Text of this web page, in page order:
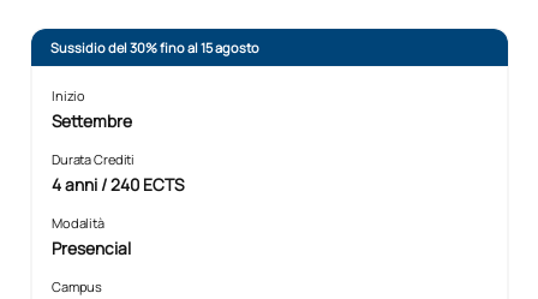
Sussidio del 30% fino al 15 agosto
Inizio
Settembre
Durata Crediti
4 anni / 240 ECTS
Modalità
Presencial
Campus